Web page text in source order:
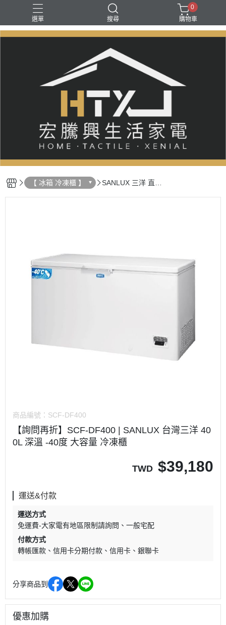
選單 搜尋
0
購物車
【 冰箱 冷凍櫃 】
SANLUX 三洋 直立
商品編號： SCF-DF400
【詢問再折】SCF-DF400 | SANLUX 台灣三洋 40
0L 深溫 -40度 大容量 冷凍櫃
TWD $39,180
運送&付款
運送方式
免運費-大家電有地區限制請詢問
一般宅配
付款方式
轉帳匯款
信用卡分期付款 信用卡 銀聯卡
分享商品到
優惠加購